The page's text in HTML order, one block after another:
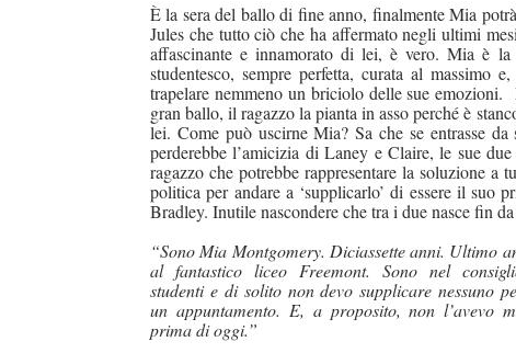
È la sera del ballo di fine anno, finalmente Mia
Jules che tutto ciò che ha affermato negli ultimi
affascinante e innamorato di lei, è vero. Mia è
studentesco, sempre perfetta, curata al massimo
trapelare nemmeno un briciolo delle sue emozioni.
gran ballo, il ragazzo la pianta in asso perché è
lei. Come puòuscirne Mia? Sa che se entrasse
perderebbe l’amicizia di Laney e Claire, le sue
ragazzo che potrebbe rappresentare la soluzione a
politica per andare a ‘supplicarlo’ di essere il suo
Bradley. Inutile nascondere che tra i due nasce fin
“Sono Mia Montgomery. Diciassette anni. Ultimo
al fantastico liceo Freemont. Sono nel
studenti e di solito non devo supplicare nessuno
un appuntamento. E, a proposito, non l’avevo
prima di oggi.”